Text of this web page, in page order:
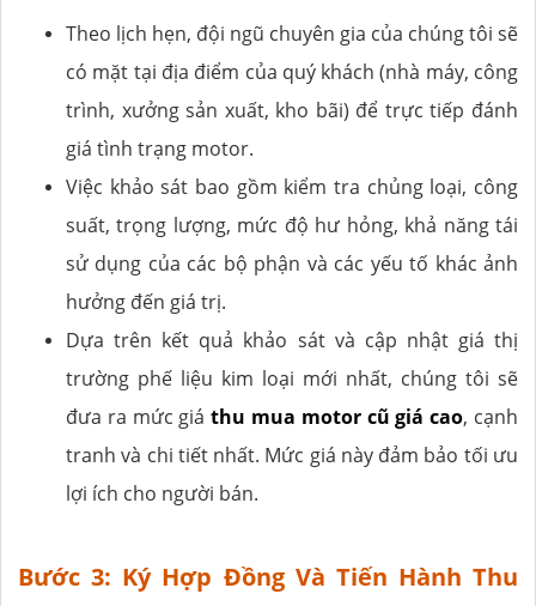
Theo lịch hẹn, đội ngũ chuyên gia của chúng tôi sẽ
có mặt tại địa điểm của quý khách (nhà máy, công
trình, xưởng sản xuất, kho bãi) để trực tiếp đánh
giá tình trạng motor.
Việc khảo sát bao gồm kiểm tra chủng loại, công
suất, trọng lượng, mức độ hư hỏng, khả năng tái
sử dụng của các bộ phận và các yếu tố khác ảnh
hưởng đến giá trị.
Dựa trên kết quả khảo sát và cập nhật giá thị
trường phế liệu kim loại mới nhất, chúng tôi sẽ
đưa ra mức giáthu mua motor cũ giá cao, cạnh
tranh và chi tiết nhất. Mức giá này đảm bảo tối ưu
lợi ích cho người bán.
Bước 3: Ký Hợp Đồng Và Tiến Hành Thu